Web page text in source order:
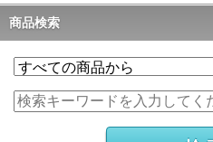
商品検索